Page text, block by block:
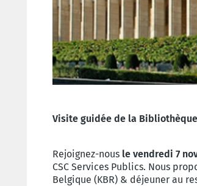
Visite guidée de la
Rejoignez-nous le vendredi 7
CSC Services Publics. Nous
Belgique (KBR) & déjeuner au